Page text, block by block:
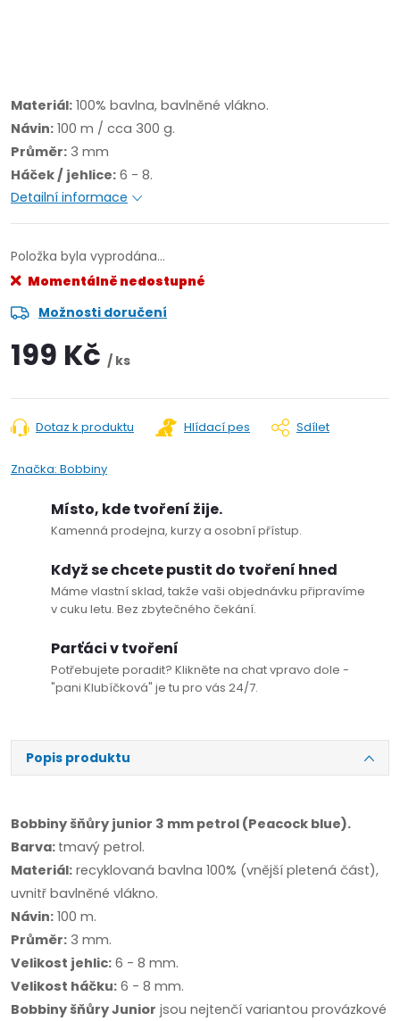
Materiál: 100% bavlna, bavlněné vlákno.
Návin: 100 m / cca 300 g.
Průměr: 3 mm
Háček / jehlice: 6 - 8.
Detailní informace
Položka byla vyprodána…
Momentálně nedostupné
Možnosti doručení
199 Kč / ks
Dotaz k produktu Hlídací pes Sdílet
Značka: Bobbiny
Místo, kde tvoření žije.
Kamenná prodejna, kurzy a osobní přístup.
Když se chcete pustit do tvoření hned
Máme vlastní sklad, takže vaši objednávku připravíme
v cuku letu. Bez zbytečného čekání.
Parťáci v tvoření
Potřebujete poradit? Klikněte na chat vpravo dole -
"pani Klubíčková" je tu pro vás 24/7.
Popis produktu
Bobbiny šňůry junior 3 mm petrol (Peacock blue).
Barva: tmavý petrol.
Materiál: recyklovaná bavlna 100% (vnější pletená část),
uvnitř bavlněné vlákno.
Návin: 100 m.
Průměr: 3 mm.
Velikost jehlic: 6 - 8 mm.
Velikost háčku: 6 - 8 mm.
Bobbiny šňůry Junior jsou nejtenčí variantou provázkové